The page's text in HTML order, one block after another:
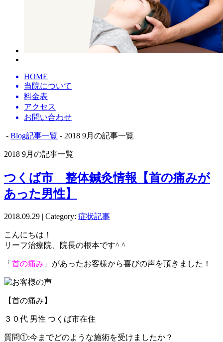
HOME
当院について
料金表
アクセス
お問い合わせ
- Blog記事一覧 - 2018 9月の記事一覧
2018 9月の記事一覧
つくば市 整体鍼灸情報【首の痛みが
あった男性】
2018.09.29 | Category: 症状記事
こんにちは！
リーフ治療院、院長の根本です^ ^
「 首の痛み 」があったお客様から喜びの声を頂きました！
【首の痛み】
３０代 男性 つくば市在住
質問①:今までどのような施術を受けましたか？